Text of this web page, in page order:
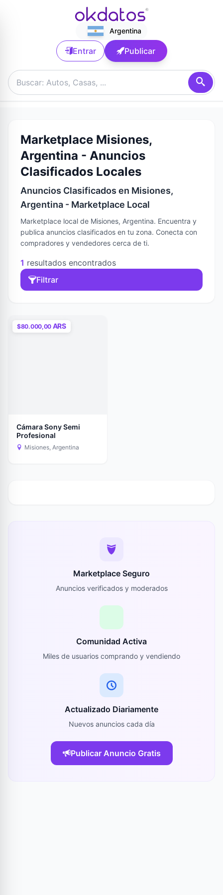
Argentina
Entrar Publicar
Marketplace Misiones,
Argentina - Anuncios
Clasificados Locales
Anuncios Clasificados en Misiones,
Argentina - Marketplace Local
Marketplace local de Misiones, Argentina. Encuentra y
publica anuncios clasificados en tu zona. Conecta con
compradores y vendedores cerca de ti.
1 resultados encontrados
Filtrar
$80.000,00 ARS
Cámara Sony Semi
Profesional
Misiones, Argentina
Marketplace Seguro
Anuncios verificados y moderados
Comunidad Activa
Miles de usuarios comprando y vendiendo
Actualizado Diariamente
Nuevos anuncios cada día
Publicar Anuncio Gratis